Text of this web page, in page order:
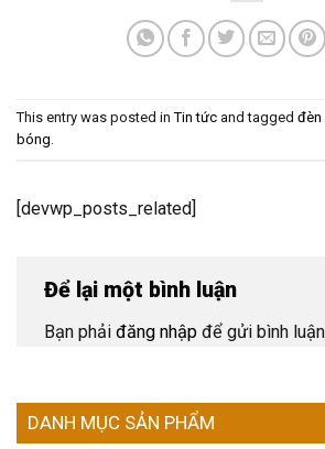
This entry was posted inTin tức and tagged đèn
bóng.
[devwp_posts_related]
Để lại một bình luận
Bạn phải đăng nhập để gửi bình
DANH MỤC SẢN PHẨM